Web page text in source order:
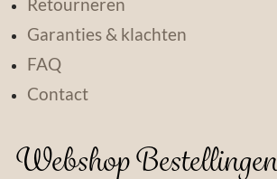
Retourneren
Garanties & klachten
FAQ
Contact
Webshop Bestellingen